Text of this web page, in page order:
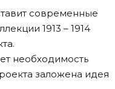
современные
1913 – 1914
необходимость
заложена идея